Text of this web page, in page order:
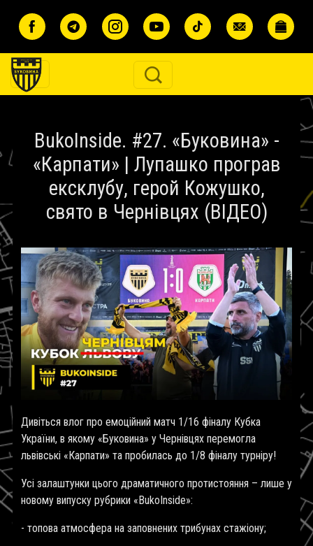
BukoInside. #27. «Буковина» -
«Карпати» | Лупашко програв
ексклубу, герой Кожушко,
свято в Чернівцях (ВІДЕО)
Дивіться влог про емоційний матч 1/16 фіналу Кубка
України, в якому «Буковина» у Чернівцях перемогла
львівські «Карпати» та пробилась до 1/8 фіналу турніру!
Усі залаштунки цього драматичного протистояння – лише у
новому випуску рубрики «BukoInside»:
- топова атмосфера на заповнених трибунах стажіону;